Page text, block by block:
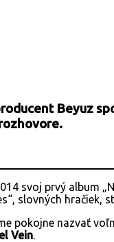
Beyuz
svoj prvý album
slovných
pokojne nazvať
Vein.